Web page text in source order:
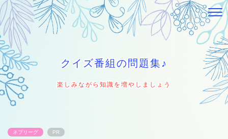
クイズ番組の問題集♪
楽しみながら知識を増やしましょう
ネプリーグ PR